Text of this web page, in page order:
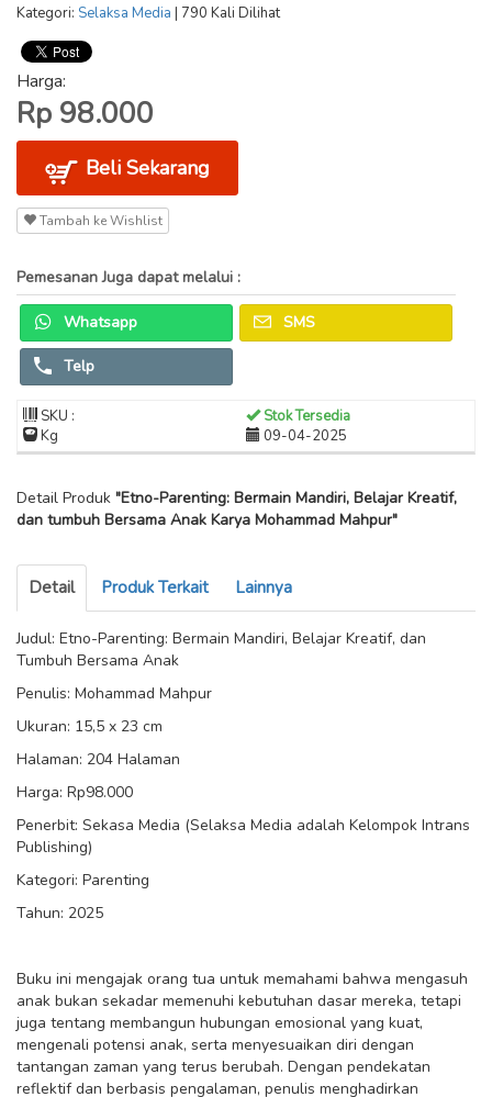
Kategori: Selaksa Media | 790 Kali Dilihat
Harga:
Rp 98.000
Beli Sekarang
Tambah ke Wishlist
Pemesanan Juga dapat melalui :
Whatsapp SMS
Telp
SKU :
Stok Tersedia
Kg
09-04-2025
Detail Produk "Etno-Parenting: Bermain Mandiri, Belajar Kreatif,
dan tumbuh Bersama Anak Karya Mohammad Mahpur"
Detail Produk Terkait Lainnya
Judul: Etno-Parenting: Bermain Mandiri, Belajar Kreatif, dan
Tumbuh Bersama Anak
Penulis: Mohammad Mahpur
Ukuran: 15,5 x 23 cm
Halaman: 204 Halaman
Harga: Rp98.000
Penerbit: Sekasa Media (Selaksa Media adalah Kelompok Intrans
Publishing)
Kategori: Parenting
Tahun: 2025
Buku ini mengajak orang tua untuk memahami bahwa mengasuh
anak bukan sekadar memenuhi kebutuhan dasar mereka, tetapi
juga tentang membangun hubungan emosional yang kuat,
mengenali potensi anak, serta menyesuaikan diri dengan
tantangan zaman yang terus berubah. Dengan pendekatan
reflektif dan berbasis pengalaman, penulis menghadirkan